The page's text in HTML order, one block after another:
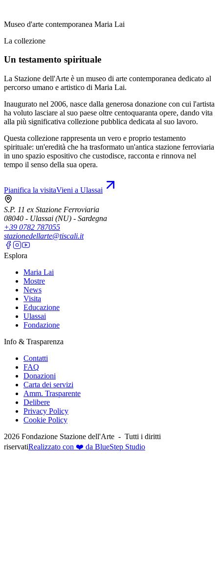
Museo d'arte contemporanea Maria Lai
La collezione
Un testamento spirituale
La Stazione dell'Arte è un museo di arte contemporanea dedicato al
percorso umano e artistico di Maria Lai.
Inaugurato nel 2006, nasce dalla generosa donazione con cui l'artista
ha voluto lasciare al suo paese oltre centoquaranta opere, dando vita
alla più significativa collezione pubblica dedicata al suo lavoro.
Questa collezione rappresenta un vero e proprio testamento
spirituale: un'eredità che ha trasformato un'antica stazione ferroviaria
in uno spazio espositivo che custodisce, racconta e rinnova nel
tempo il senso della sua opera.
Pianifica la visitaVieni a Ulassai
S.P. 11 ex Stazione Ferroviaria
08040 - Ulassai (NU) - Sardegna
+39 0782 787055
stazionedellarte@tiscali.it
Esplora
Maria Lai
Mostre
News
Visita
Educazione
Ulassai
Fondazione
Info & Trasparenza
Contatti
FAQ
Donazioni
Carta dei servizi
Amm. Trasparente
Delibere
Privacy Policy
Cookie Policy
2026 Fondazione Stazione dell'Arte - Tutti i diritti
riservatiRealizzato con ❤️ da BlueStep Studio